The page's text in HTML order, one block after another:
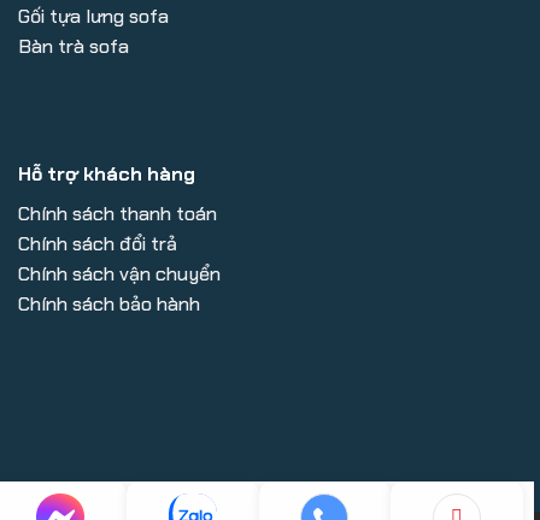
Gối tựa lưng sofa
Bàn trà sofa
Hỗ trợ khách hàng
Chính sách thanh toán
Chính sách đổi trả
Chính sách vận chuyển
Chính sách bảo hành